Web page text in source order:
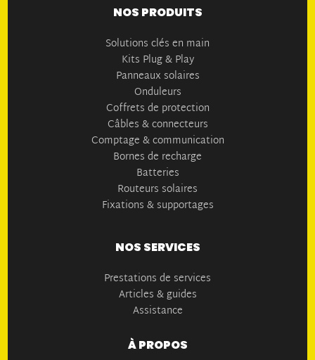
NOS PRODUITS
Solutions clés en main
Kits Plug & Play
Panneaux solaires
Onduleurs
Coffrets de protection
Câbles & connecteurs
Comptage & communication
Bornes de recharge
Batteries
Routeurs solaires
Fixations & supportages
NOS SERVICES
Prestations de services
Articles & guides
Assistance
À PROPOS